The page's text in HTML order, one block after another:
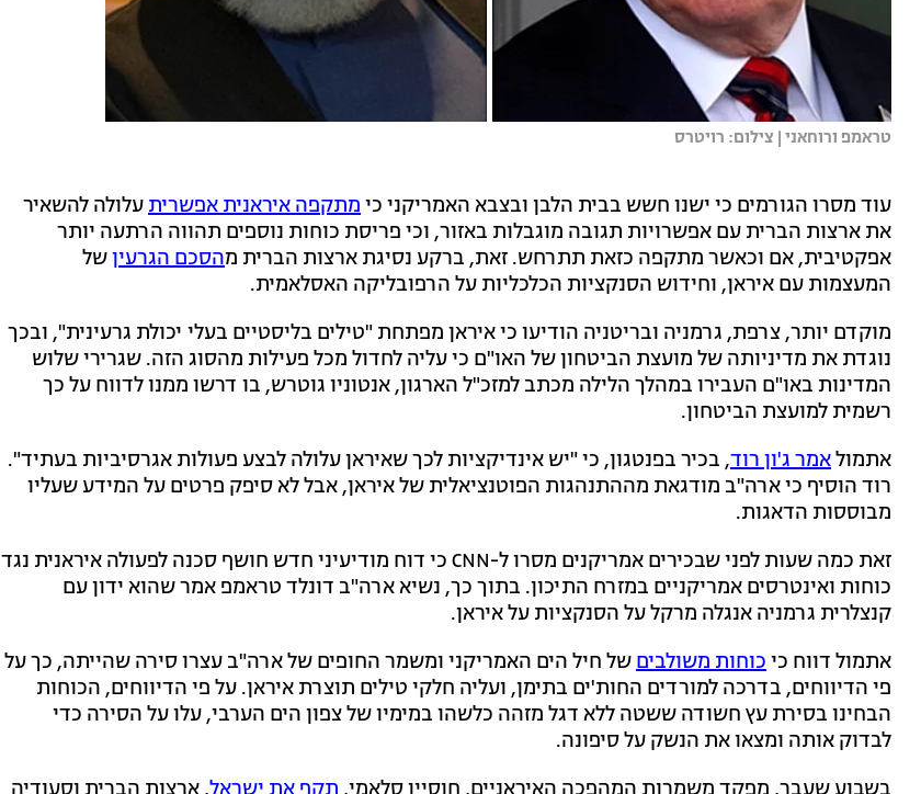
טראמפ ורוחאני | צילום: רויטרס
עוד מסרו הגורמים כי ישנו חשש בבית הלבן ובצבא האמריקני כימתקפה איראנית אפשריתעלולה להשאיר
את ארצות הברית עם אפשרויות תגובה מוגבלות באזור, וכי פריסת כוחות נוספים תהווה הרתעה יותר
אפקטיבית, אם וכאשר מתקפה כזאת תתרחש. זאת, ברקע נסיגת ארצות הברית מהסכם הגרעיןשל
המעצמות עם איראן, וחידוש הסנקציות הכלכליות על הרפובליקה האסלאמית.
מוקדם יותר, צרפת, גרמניה ובריטניה הודיעו כי איראן מפתחת "טילים בליסטיים בעלי יכולת גרעינית", ובכך
נוגדת את מדיניותה של מועצת הביטחון של האו"ם כי עליה לחדול מכל פעילות מהסוג הזה. שגרירי שלוש
המדינות באו"ם העבירו במהלך הלילה מכתב למזכ"ל הארגון, אנטוניו גוטרש, בו דרשו ממנו לדווח על כך
רשמית למועצת הביטחון.
אתמולאמר ג'ון רוד, בכיר בפנטגון, כי "יש אינדיקציות לכך שאיראן עלולה לבצע פעולות אגרסיביות בעתיד".
רוד הוסיף כי ארה"ב מודגאת מההתנהגות הפוטנציאלית של איראן, אבל לא סיפק פרטים על המידע שעליו
מבוססות הדאגות.
זאת כמה שעות לפני שבכירים אמריקנים מסרו ל-CNN כי דוח מודיעיני חדש חושף סכנה לפעולה איראנית נגד
כוחות ואינטרסים אמריקניים במזרח התיכון. בתוך כך, נשיא ארה"ב דונלד טראמפ אמר שהוא ידון עם
קנצלרית גרמניה אנגלה מרקל על הסנקציות על איראן.
אתמול דווח כיכוחות משולביםשל חיל הים האמריקני ומשמר החופים של ארה"ב עצרו סירה שהייתה, כך על
פי הדיווחים, בדרכה למורדים החות'ים בתימן, ועליה חלקי טילים תוצרת איראן. על פי הדיווחים, הכוחות
הבחינו בסירת עץ חשודה ששטה ללא דגל מזהה כלשהו במימיו של צפון הים הערבי, עלו על הסירה כדי
לבדוק אותה ומצאו את הנשק על סיפונה.